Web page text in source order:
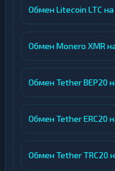
Обмен Litecoin LTC на
Обмен Monero XMR
Обмен Tether BEP20
Обмен Tether ERC20
Обмен Tether TRC20